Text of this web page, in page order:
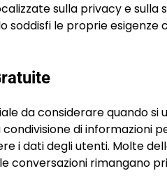
sulla privacy e sulla
soddisfi le proprie
da considerare quando
di informazioni
i dati degli utenti. Molte
conversazioni rimangano